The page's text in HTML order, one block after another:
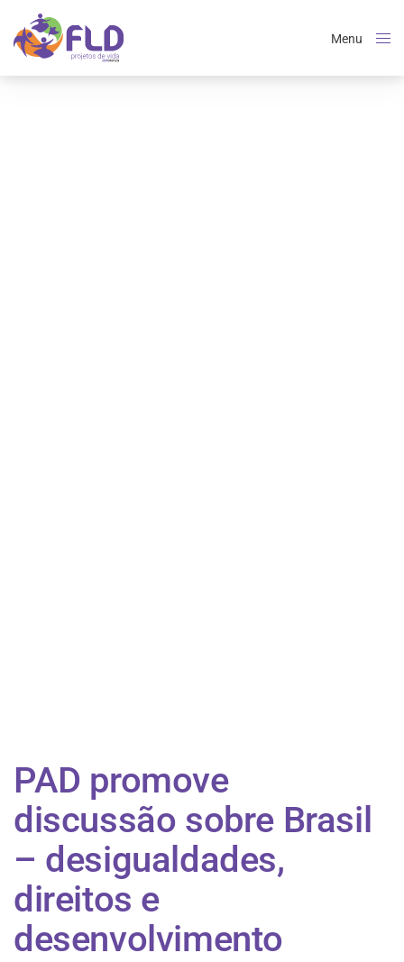
Menu
PAD promove
discussão sobre Brasil
– desigualdades,
direitos e
desenvolvimento